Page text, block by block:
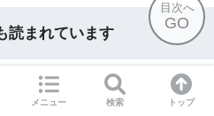
目次へ
GO
読まれています
イツ・フュッセン・ベーカリー】
メニュー 検索 トップ